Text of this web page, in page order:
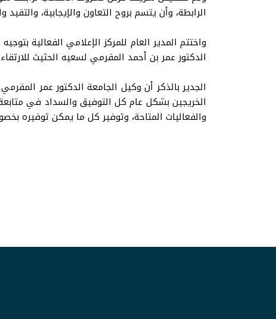
الرابطة، وأن يتسم بروح التعاون والإيجابية،
واختتم المدير العام للمركز الإعلامي الفعالية
الدكتور عمر بن أحمد المقرمي لسعيه الحثيث
الجدير بالذكر أن وكيل الجامعة الدكتور عمر
الخريجين بشكل عام كل التوفيق والسداد في
والفعاليات المتاحة، وتوفير كل ما يمكن توفيره